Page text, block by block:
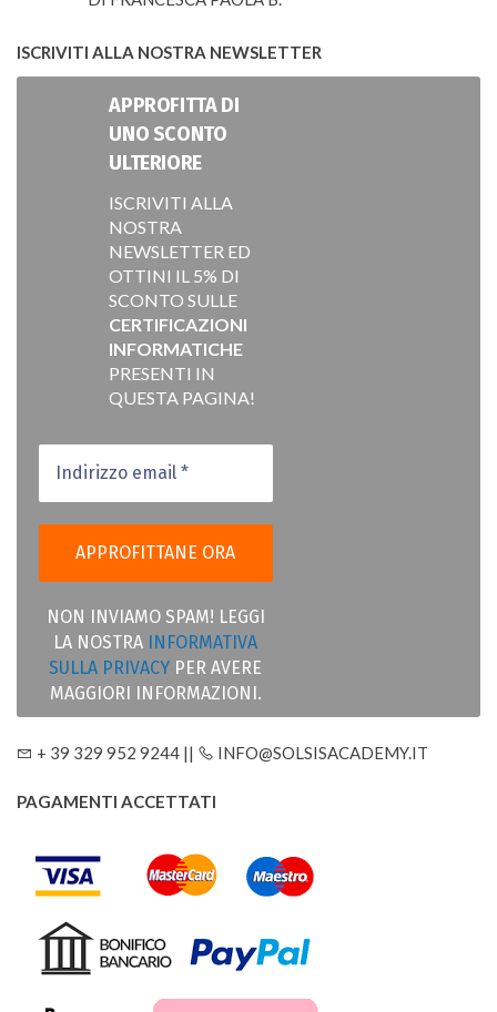
ISCRIVITI ALLA NOSTRA NEWSLETTER
APPROFITTA DI
UNO SCONTO
ULTERIORE
ISCRIVITI ALLA
NOSTRA
NEWSLETTER ED
OTTINI IL 5% DI
SCONTO SULLE
CERTIFICAZIONI
INFORMATICHE
PRESENTI IN
QUESTA PAGINA!
NON INVIAMO SPAM! LEGGI
LA NOSTRA
INFORMATIVA
SULLA PRIVACY PER AVERE
MAGGIORI INFORMAZIONI.
+ 39 329 952 9244 || INFO@SOLSISACADEMY.IT
PAGAMENTI ACCETTATI